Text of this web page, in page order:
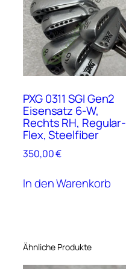
PXG 0311 SGI Gen2
Eisensatz 6-W,
Rechts RH, Regular-
Flex, Steelfiber
350,00€
In den Warenkorb
Ähnliche Produkte